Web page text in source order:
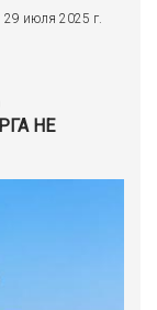
29 июля 2025 г.
НЕ